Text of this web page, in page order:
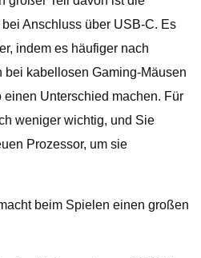
Anschluss über USB-C. Es
indem es häufiger nach
bei kabellosen Gaming-Mäusen
Unterschied machen. Für
weniger wichtig, und Sie
Prozessor, um sie
beim Spielen einen großen